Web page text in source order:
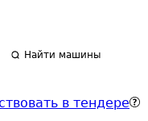
Найти машины
в тендере